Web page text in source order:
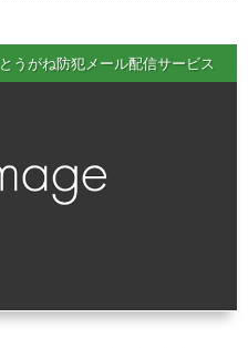
とうがね防犯メール配信サービス